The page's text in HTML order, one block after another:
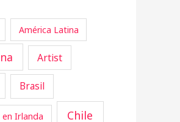
América Latina
Artist
Brasil
Irlanda Chile